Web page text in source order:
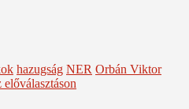
hazugság NER Orbán Viktor